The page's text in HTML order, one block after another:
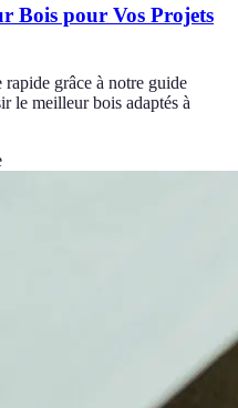
Bois pour Vos Projets
grâce à notre guide
le meilleur bois adaptés à